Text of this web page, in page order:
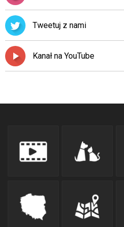
Tweetuj z nami
Kanał na YouTube